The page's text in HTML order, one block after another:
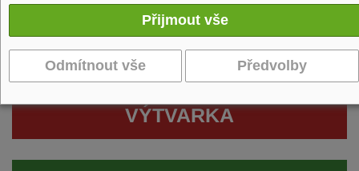
VÝTVARKA